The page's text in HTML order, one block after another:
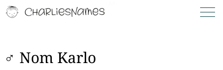
♂ Nom Karlo